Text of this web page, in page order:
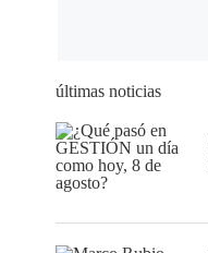
últimas noticias